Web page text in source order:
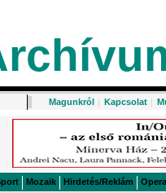
Magunkról | Kapcsolat |
Mozaik Hirdetés/Reklám Opera